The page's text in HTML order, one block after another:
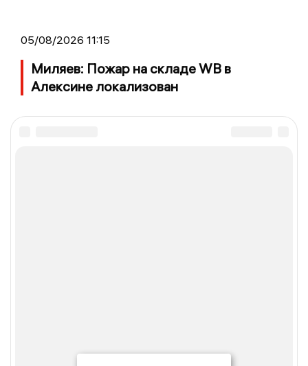
05/08/2026 11:15
Миляев: Пожар на складе WB в
Алексине локализован